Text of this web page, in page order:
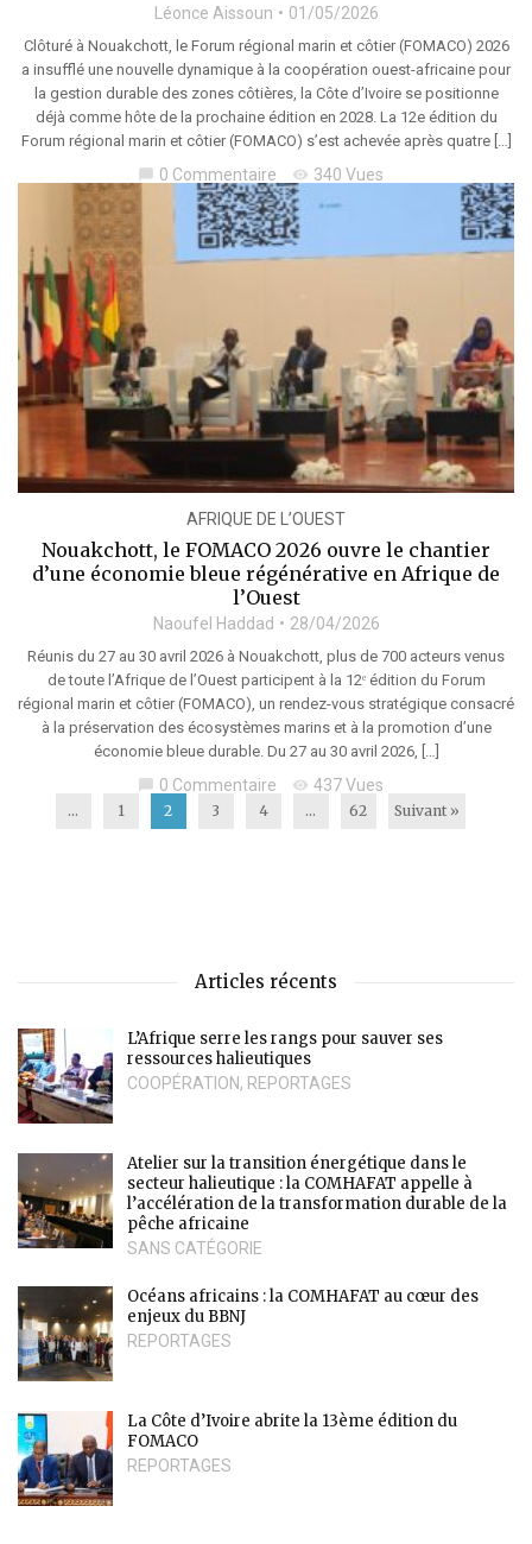
Léonce Aissoun 01/05/2026
Clôturé à Nouakchott, le Forum régional marin et côtier (FOMACO) 2026
a insufflé une nouvelle dynamique à la coopération ouest-africaine pour
la gestion durable des zones côtières, la Côte d’Ivoire se positionne
déjà comme hôte de la prochaine édition en 2028. La 12e édition du
Forum régional marin et côtier (FOMACO) s’est achevée après quatre […]
0 Commentaire visibility 340 Vues
AFRIQUE DE L’OUEST
Nouakchott, le FOMACO 2026 ouvre le chantier
d’une économie bleue régénérative en Afrique de
l’Ouest
Naoufel Haddad 28/04/2026
Réunis du 27 au 30 avril 2026 à Nouakchott, plus de 700 acteurs venus
de toute l’Afrique de l’Ouest participent à la 12ᵉ édition du Forum
régional marin et côtier (FOMACO), un rendez-vous stratégique consacré
à la préservation des écosystèmes marins et à la promotion d’une
économie bleue durable. Du 27 au 30 avril 2026, […]
0 Commentaire visibility 437 Vues
... 1 2 3 4 … 62 Suivant »
Articles récents
L’Afrique serre les rangs pour sauver ses
ressources halieutiques
COOPÉRATION, REPORTAGES
Atelier sur la transition énergétique dans le
secteur halieutique : la COMHAFAT appelle à
l’accélération de la transformation durable de la
pêche africaine
SANS CATÉGORIE
Océans africains : la COMHAFAT au cœur des
enjeux du BBNJ
REPORTAGES
La Côte d’Ivoire abrite la 13ème édition du
FOMACO
REPORTAGES